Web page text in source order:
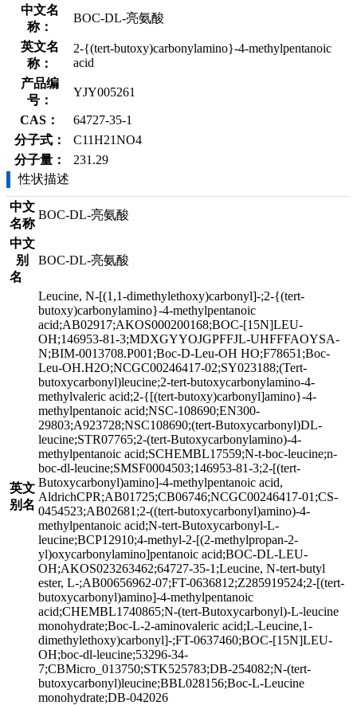
中文名
称：
BOC-DL-亮氨酸
英文名
称：
2-{(tert-butoxy)carbonylamino}-4-methylpentanoic
acid
产品编
号：
YJY005261
CAS：
64727-35-1
分子式：
C11H21NO4
分子量：
231.29
性状描述
中文
名称
BOC-DL-亮氨酸
中文
别
名
BOC-DL-亮氨酸
英文
别名
Leucine, N-[(1,1-dimethylethoxy)carbonyl]-;2-{(tert-
butoxy)carbonylamino}-4-methylpentanoic
acid;AB02917;AKOS000200168;BOC-[15N]LEU-
OH;146953-81-3;MDXGYYOJGPFFJL-UHFFFAOYSA-
N;BIM-0013708.P001;Boc-D-Leu-OH HO;F78651;Boc-
Leu-OH.H2O;NCGC00246417-02;SY023188;(Tert-
butoxycarbonyl)leucine;2-tert-butoxycarbonylamino-4-
methylvaleric acid;2-{[(tert-butoxy)carbonyl]amino}-4-
methylpentanoic acid;NSC-108690;EN300-
29803;A923728;NSC108690;(tert-Butoxycarbonyl)DL-
leucine;STR07765;2-(tert-Butoxycarbonylamino)-4-
methylpentanoic acid;SCHEMBL17559;N-t-boc-leucine;n-
boc-dl-leucine;SMSF0004503;146953-81-3;2-[(tert-
Butoxycarbonyl)amino]-4-methylpentanoic acid,
AldrichCPR;AB01725;CB06746;NCGC00246417-01;CS-
0454523;AB02681;2-((tert-butoxycarbonyl)amino)-4-
methylpentanoic acid;N-tert-Butoxycarbonyl-L-
leucine;BCP12910;4-methyl-2-[(2-methylpropan-2-
yl)oxycarbonylamino]pentanoic acid;BOC-DL-LEU-
OH;AKOS023263462;64727-35-1;Leucine, N-tert-butyl
ester, L-;AB00656962-07;FT-0636812;Z285919524;2-[(tert-
butoxycarbonyl)amino]-4-methylpentanoic
acid;CHEMBL1740865;N-(tert-Butoxycarbonyl)-L-leucine
monohydrate;Boc-L-2-aminovaleric acid;L-Leucine,1-
dimethylethoxy)carbonyl]-;FT-0637460;BOC-[15N]LEU-
OH;boc-dl-leucine;53296-34-
7;CBMicro_013750;STK525783;DB-254082;N-(tert-
butoxycarbonyl)leucine;BBL028156;Boc-L-Leucine
monohydrate;DB-042026